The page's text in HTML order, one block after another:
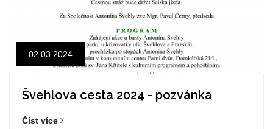
02.03.2024
Švehlova cesta 2024 - pozvánka
Číst více